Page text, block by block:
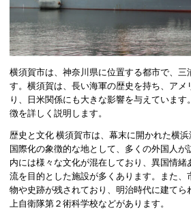
横須賀市は、神奈川県に位置する都市で、三
す。横須賀は、長い海軍の歴史を持ち、アメ
り、日米関係にも大きな影響を与えていま
徴を詳しく説明します。
歴史と文化 横須賀市は、幕末に開かれた横
国際化の象徴的な地として、多くの外国人
内には様々な文化が混在しており、異国情
流を目的とした施設が多くあります。また、
物や史跡が残されており、明治時代に建て
上自衛隊第２術科学校などがあります。